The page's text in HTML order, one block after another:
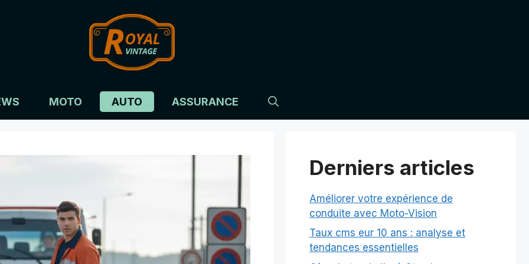
MOTO AUTO ASSURANCE
Derniers articles
Améliorer votre expérience de
conduite avec Moto-Vision
Taux cms eur 10 ans : analyse et
tendances essentielles